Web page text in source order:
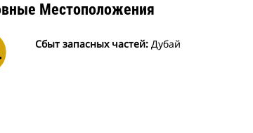
Местоположения
Сбыт запасных частей: Дубай